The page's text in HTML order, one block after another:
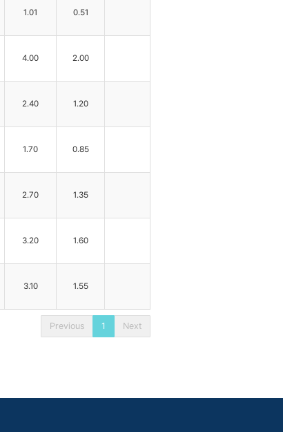
1.01 0.51
4.00 2.00
2.40 1.20
1.70 0.85
2.70 1.35
3.20 1.60
3.10 1.55
Previous 1 Next